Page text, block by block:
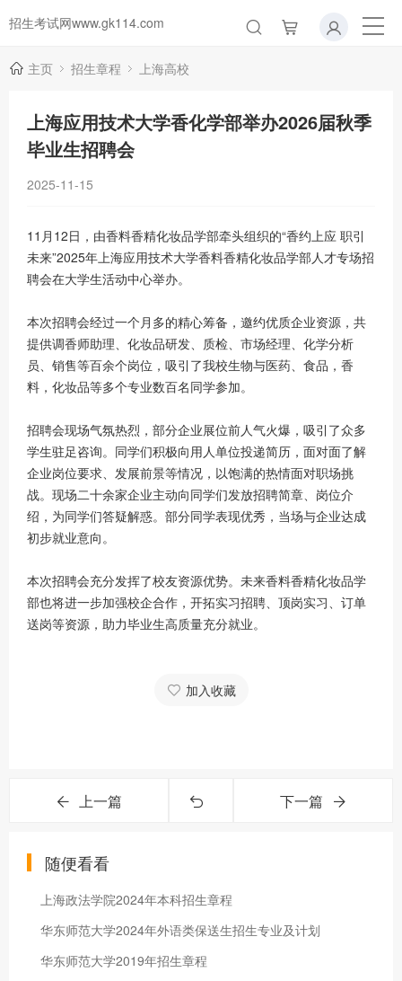
招生考试网www.gk114.com
主页 招生章程 上海高校
上海应用技术大学香化学部举办2026届秋季
毕业生招聘会
2025-11-15
11月12日，由香料香精化妆品学部牵头组织的“香约上应 职引
未来”2025年上海应用技术大学香料香精化妆品学部人才专场招
聘会在大学生活动中心举办。
本次招聘会经过一个月多的精心筹备，邀约优质企业资源，共
提供调香师助理、化妆品研发、质检、市场经理、化学分析
员、销售等百余个岗位，吸引了我校生物与医药、食品，香
料，化妆品等多个专业数百名同学参加。
招聘会现场气氛热烈，部分企业展位前人气火爆，吸引了众多
学生驻足咨询。同学们积极向用人单位投递简历，面对面了解
企业岗位要求、发展前景等情况，以饱满的热情面对职场挑
战。现场二十余家企业主动向同学们发放招聘简章、岗位介
绍，为同学们答疑解惑。部分同学表现优秀，当场与企业达成
初步就业意向。
本次招聘会充分发挥了校友资源优势。未来香料香精化妆品学
部也将进一步加强校企合作，开拓实习招聘、顶岗实习、订单
送岗等资源，助力毕业生高质量充分就业。
加入收藏
上一篇 下一篇
随便看看
上海政法学院2024年本科招生章程
华东师范大学2024年外语类保送生招生专业及计划
华东师范大学2019年招生章程